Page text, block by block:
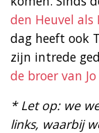
den Heuvel
dag heeft ook
zijn intrede
de broer van
* Let op: we
links, waarbij